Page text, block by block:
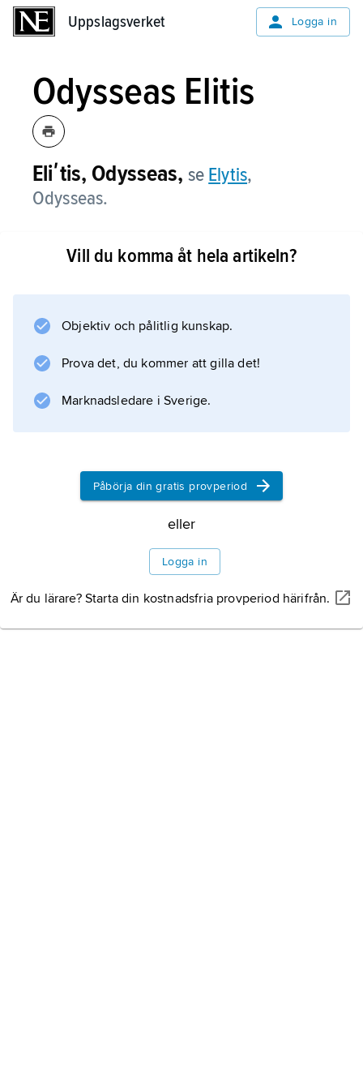
Uppslagsverket Logga in
Odysseas Elitis
Eliʹtis, Odysseas, se Elytis,
Odysseas.
Vill du komma åt hela artikeln?
Objektiv och pålitlig kunskap.
Prova det, du kommer att gilla det!
Marknadsledare i Sverige.
Påbörja din gratis provperiod
eller
Logga in
Är du lärare? Starta din kostnadsfria provperiod härifrån.